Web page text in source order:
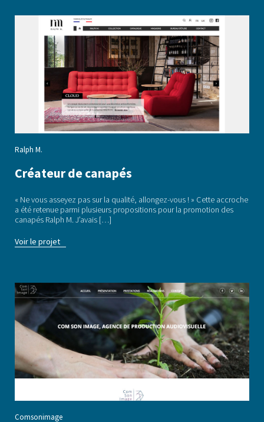
Ralph M.
Créateur de canapés
« Ne vous asseyez pas sur la qualité, allongez-vous ! » Cette accroche
a été retenue parmi plusieurs propositions pour la promotion des
canapés Ralph M. J’avais […]
Voir le projet
Comsonimage